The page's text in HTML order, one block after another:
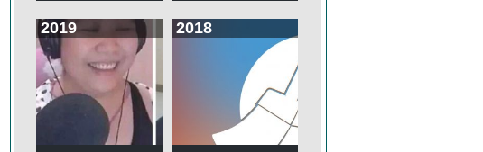
2019 2018